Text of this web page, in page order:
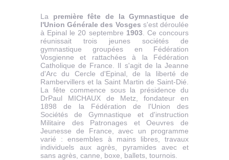
La première fête de la Gymnastique de
l'Union Générale des Vosges s'est déroulée
à Epinal le 20 septembre 1903 . Ce concours
réunissait trois jeunes sociétés de
gymnastique groupées en Fédération
Vosgienne et rattachées à la Fédération
Catholique de France. Il s'agit de la Jeanne
d'Arc du Cercle d'Epinal, de la liberté de
Rambervillers et la Saint Martin de Saint-Dié.
La fête commence sous la présidence du
DrPaul MICHAUX de Metz, fondateur en
1898 de la Fédération de l'Union des
Sociétés de Gymnastique et d'instruction
Militaire des Patronages et Oeuvres de
Jeunesse de France, avec un programme
varié : ensembles à mains libres, travaux
individuels aux agrès, pyramides avec et
sans agrès, canne, boxe, ballets, tournois.